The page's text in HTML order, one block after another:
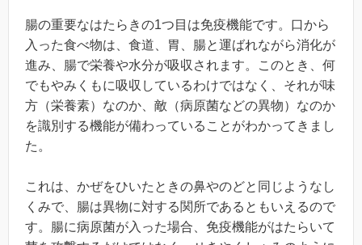
腸の重要なはたらきの1つ目は免疫機能です。口から
入った食べ物は、食道、胃、腸と運ばれながら消化が
進み、腸で栄養や水分が吸収されます。このとき、何
でもやみくもに吸収しているわけではなく、それが味
方（栄養素）なのか、敵（病原菌などの異物）なのか
を識別する機能が備わっていることがわかってきまし
た。
これは、かぜをひいたときの鼻やのどと同じようなし
くみで、腸は異物に対する関所であるともいえるので
す。腸に病原菌が入った場合、免疫機能がはたらいて